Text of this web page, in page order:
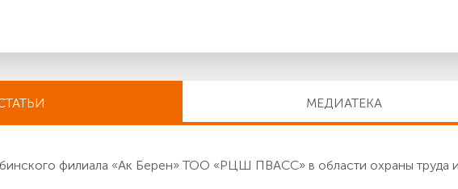
МЕДИАТЕКА
филиала «Ак Берен» ТОО «РЦШ ПВАСС» в области охраны труда и